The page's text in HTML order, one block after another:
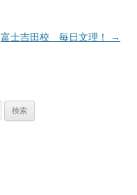
富士吉田校 毎日文理！ →